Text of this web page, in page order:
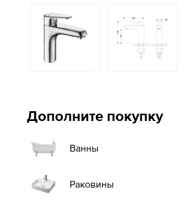
Дополните покупку
Ванны
Раковины